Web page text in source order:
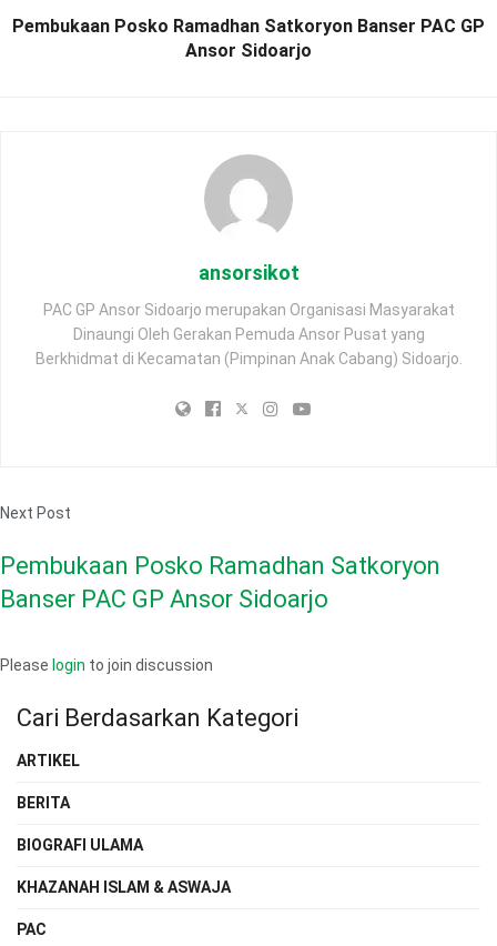
Pembukaan Posko Ramadhan Satkoryon Banser PAC GP
Ansor Sidoarjo
ansorsikot
PAC GP Ansor Sidoarjo merupakan Organisasi Masyarakat
Dinaungi Oleh Gerakan Pemuda Ansor Pusat yang
Berkhidmat di Kecamatan (Pimpinan Anak Cabang) Sidoarjo.
Next Post
Pembukaan Posko Ramadhan Satkoryon
Banser PAC GP Ansor Sidoarjo
Please login to join discussion
Cari Berdasarkan Kategori
ARTIKEL
BERITA
BIOGRAFI ULAMA
KHAZANAH ISLAM & ASWAJA
PAC